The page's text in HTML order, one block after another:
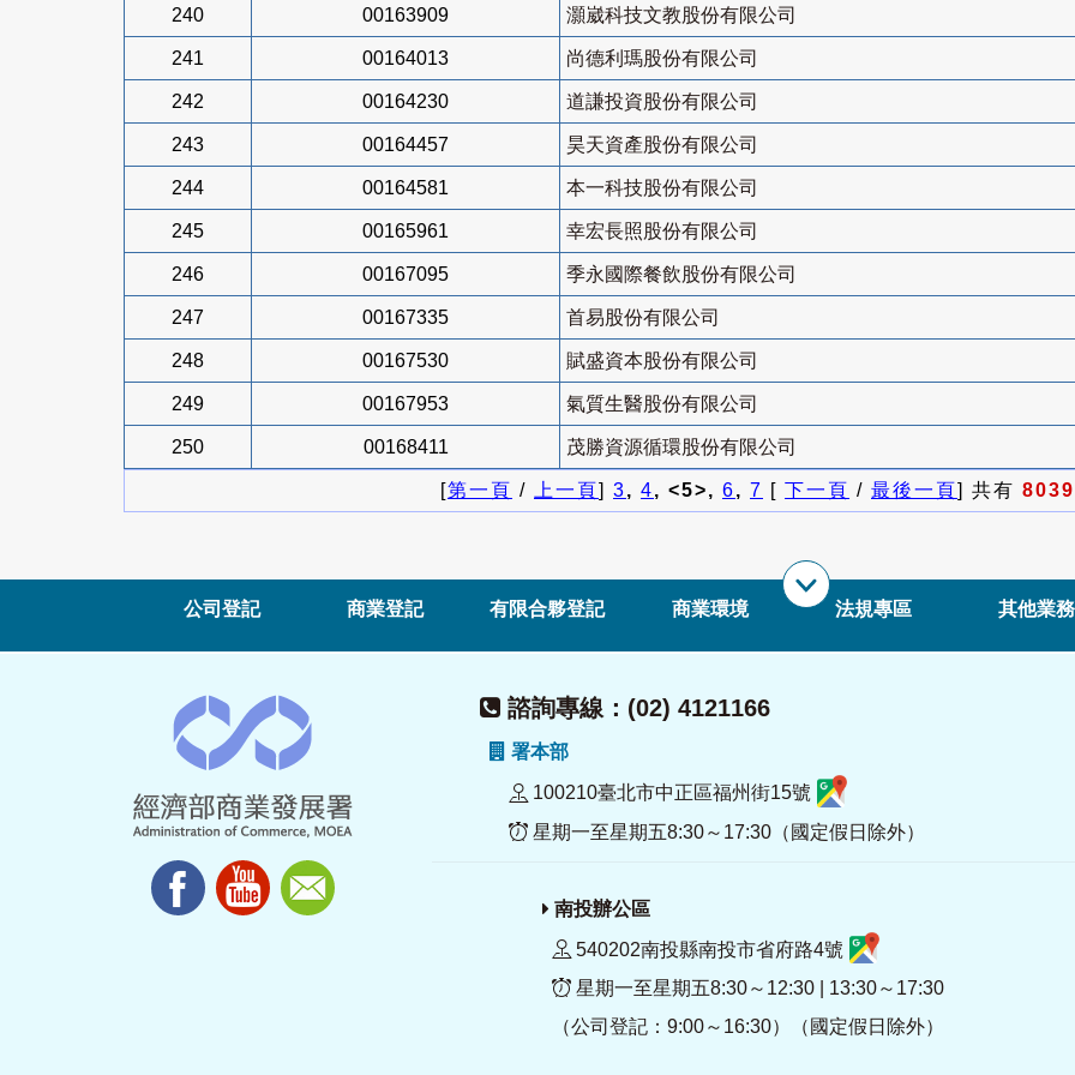
240 00163909 灝崴科技文教股份有限公司
241 00164013 尚德利瑪股份有限公司
242 00164230 道謙投資股份有限公司
243 00164457 昊天資產股份有限公司
244 00164581 本一科技股份有限公司
245 00165961 幸宏長照股份有限公司
246 00167095 季永國際餐飲股份有限公司
247 00167335 首易股份有限公司
248 00167530 賦盛資本股份有限公司
249 00167953 氣質生醫股份有限公司
250 00168411 茂勝資源循環股份有限公司
[第一頁 / 上一頁] 3, 4, <5>, 6, 7 [ 下一頁 / 最後一頁] 共有 8039
公司登記 商業登記 有限合夥登記 商業環境 法規專區 其他業務
諮詢專線：(02) 4121166
署本部
100210臺北市中正區福州街15號
星期一至星期五8:30～17:30（國定假日除外）
南投辦公區
540202南投縣南投市省府路4號
星期一至星期五8:30～12:30 | 13:30～17:30
（公司登記：9:00～16:30）（國定假日除外）